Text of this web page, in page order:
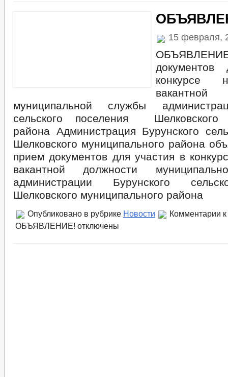
15 февраля,
конкурсе
муниципальной службы
сельского поселения Шелковского
района Администрация Бурунского
Шелковского муниципального района
прием документов для участия в
вакантной должности
администрации Бурунского
Шелковского муниципального района
Опубликовано в рубрике Новости Комментарии
ОБЪЯВЛЕНИЕ! отключены